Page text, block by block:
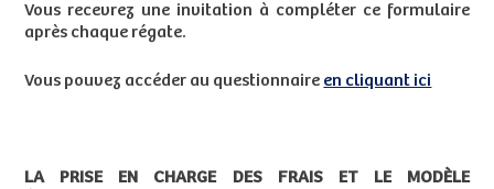
Vous recevrez une invitation à compléter ce formulaire
après chaque régate.
Vous pouvez accéder au questionnaire en cliquant ici
LA PRISE EN CHARGE DES FRAIS ET LE MODÈLE